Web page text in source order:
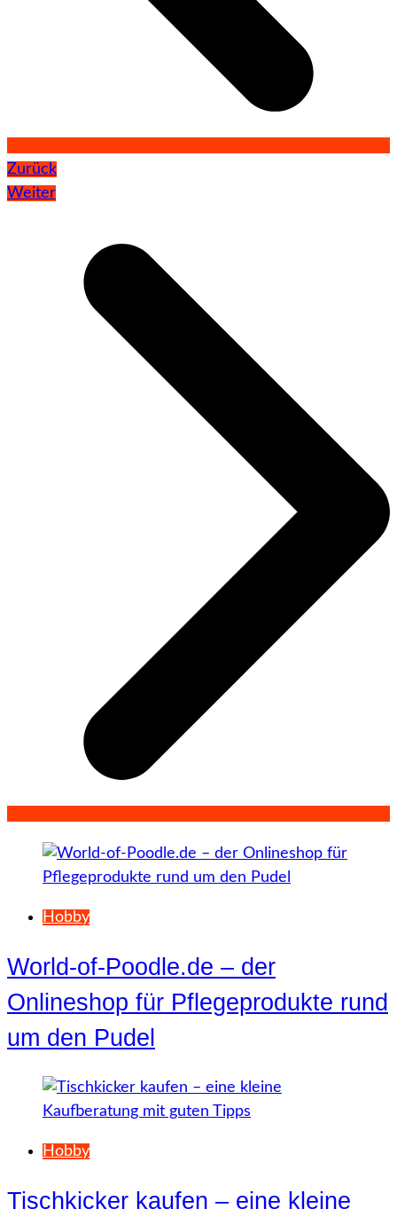
Zurück
Weiter
Hobby
World-of-Poodle.de – der
Onlineshop für Pflegeprodukte rund
um den Pudel
Hobby
Tischkicker kaufen – eine kleine